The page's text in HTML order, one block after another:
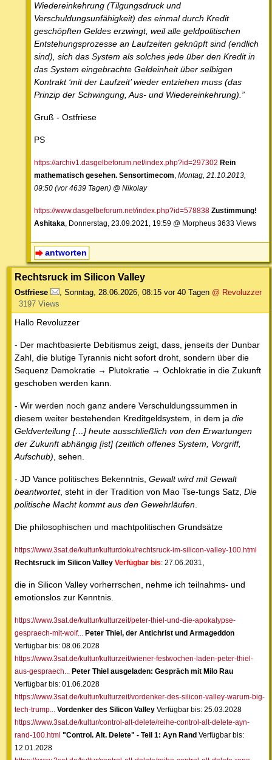
Wiedereinkehrung (Tilgungsdruck und
Verschuldungsunfähigkeit) des einmal durch Kredit
geschöpften Geldes erzwingt, weil alle geldpolitischen
Entstehungsprozesse an Laufzeiten geknüpft sind (endlich
sind), sich das System als solches jede über den Kredit in
das System eingebrachte Geldeinheit über selbigen
Kontrakt ‘mit der Laufzeit’ wieder entziehen muss (das
Prinzip der Schwingung, Aus- und Wiedereinkehrung).”
Gruß - Ostfriese
PS
https://archiv1.dasgelbeforum.net/index.php?id=297302 Rein
mathematisch gesehen. Sensortimecom Montag, 21.10.2013,
09:50 (vor 4639 Tagen) @ Nikolay
https://www.dasgelbeforum.net/index.php?id=578838 Zustimmung!
Ashitaka , Donnerstag, 23.09.2021, 19:59 @ Morpheus 3633 Views
antworten
Rechtsruck im Silicon Valley
Ostfriese Sonntag, 28.06.2026, 08:15 vor 40 Tagen @ Revoluzzer
3197 Views
Hallo Revoluzzer
- Der machtbasierte Debitismus zeigt, dass, jenseits der Dunbar
Zahl, die blutige Tyrannis nicht sofort droht, sondern über die
Sequenz Demokratie → Plutokratie → Ochlokratie in die Zukunft
geschoben werden kann.
- Wir werden noch ganz andere Verschuldungssummen in
diesem weiter bestehenden Kreditgeldsystem, in dem ja die
Geldverteilung […] heute ausschließlich von den Erwartungen
der Zukunft abhängig [ist] (zeitlich offenes System, Vorgriff,
Aufschub) , sehen.
- JD Vance politisches Bekenntnis, Gewalt wird mit Gewalt
beantwortet, steht in der Tradition von Mao Tse-tungs Satz, Die
politische Macht kommt aus den Gewehrläufen
Die philosophischen und machtpolitischen Grundsätze
https://www.3sat.de/kultur/kulturdoku/rechtsruck-im-silicon-valley-100.html
Rechtsruck im Silicon Valley Verfügbar bis: 27.06.2031
die in Silicon Valley vorherrschen, nehme ich teilnahms- und
emotionslos zur Kenntnis.
https://www.3sat.de/kultur/kulturzeit/peter-thiel-und-die-apokalypse-
gespraech-mit-wolf...
Peter Thiel, der Antichrist und Armageddon
Verfügbar bis: 08.06.2028
https://www.3sat.de/kultur/kulturzeit/wiener-festwochen-laden-peter-thiel-
aus-gespraech...
Peter Thiel ausgeladen: Gespräch mit Milo Rau
Verfügbar bis: 01.06.2028
https://www.3sat.de/kultur/kulturzeit/vordenker-des-silicon-valley-warum-big-
tech-trump...
Vordenker des Silicon Valley Verfügbar bis: 25.03.2028
https://www.3sat.de/kultur/control-alt-delete/reihe-control-alt-delete-ayn-
rand-100.html "Control. Alt. Delete" - Teil 1: Ayn Rand Verfügbar bis:
12.01.2028